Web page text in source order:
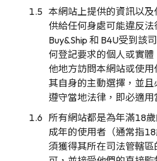
本網站上提供的資訊以
供給任何身處可能違反
Buy&Ship 和 B4U受到該
何登記要求的個人或實
他地方訪問本網站或使
其自身的主動選擇，並
遵守當地法律，即必適用
所有網站都是為年滿18
成年的使用者（通常指
須獲得其所在司法管轄